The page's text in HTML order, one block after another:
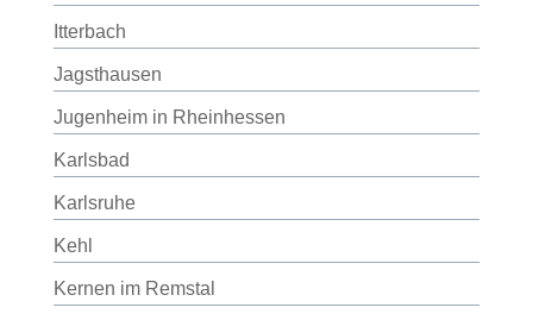
Itterbach
Jagsthausen
Jugenheim in Rheinhessen
Karlsbad
Karlsruhe
Kehl
Kernen im Remstal